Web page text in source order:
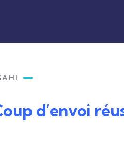
d’envoi